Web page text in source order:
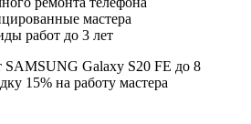
мастера
работ до 3 лет
SAMSUNG Galaxy S20 FE до 8
15% на работу мастера